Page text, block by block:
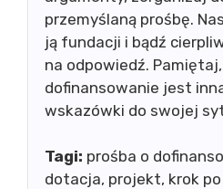
przemyślaną prośbę.
ją fundacji i bądź
na odpowiedź.
dofinansowanie jest
wskazówki do swojej
Tagi: prośba o
dotacja, projekt, krok po